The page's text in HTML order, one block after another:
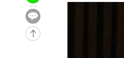
25.3%↑
-29310초 전 >
-29176초 전 >
-25776초 전 >
민주 콩고 에볼라환
[속보]'300억원대 사